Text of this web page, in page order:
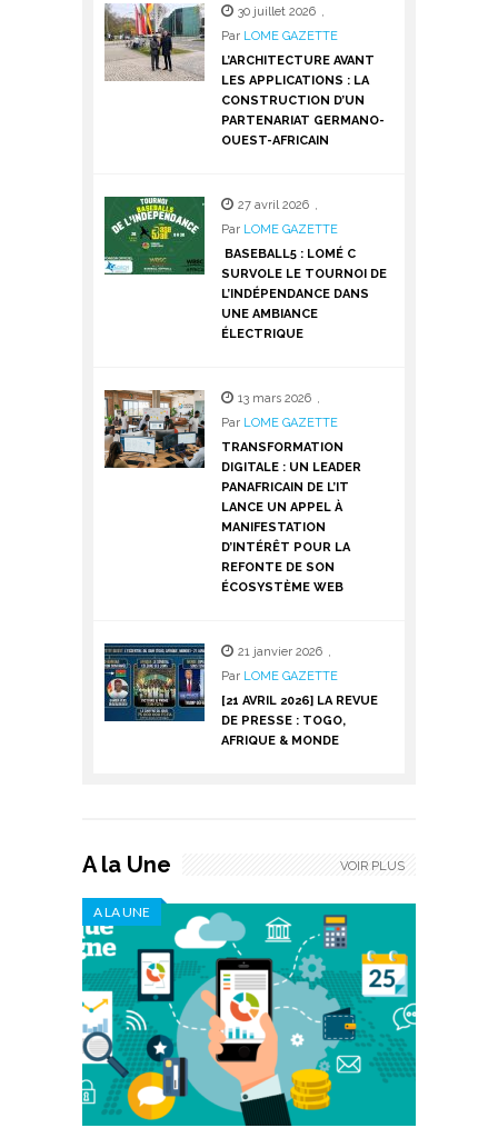
30 juillet 2026 ,
Par LOME GAZETTE
L’ARCHITECTURE AVANT
LES APPLICATIONS : LA
CONSTRUCTION D’UN
PARTENARIAT GERMANO-
OUEST-AFRICAIN
27 avril 2026 ,
Par LOME GAZETTE
BASEBALL5 : LOMÉ C
SURVOLE LE TOURNOI DE
L’INDÉPENDANCE DANS
UNE AMBIANCE
ÉLECTRIQUE
13 mars 2026 ,
Par LOME GAZETTE
TRANSFORMATION
DIGITALE : UN LEADER
PANAFRICAIN DE L’IT
LANCE UN APPEL À
MANIFESTATION
D’INTÉRÊT POUR LA
REFONTE DE SON
ÉCOSYSTÈME WEB
21 janvier 2026 ,
Par LOME GAZETTE
[21 AVRIL 2026] LA REVUE
DE PRESSE : TOGO,
AFRIQUE & MONDE
A la Une
A LA UNE
VOIR PLUS